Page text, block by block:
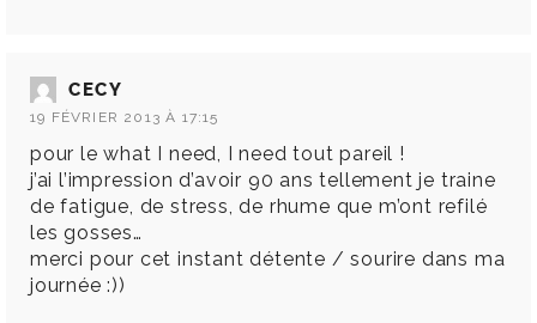
CECY
19 FÉVRIER 2013 À 17:15
pour le what I need, I need tout pareil !
j’ai l’impression d’avoir 90 ans tellement je traine
de fatigue, de stress, de rhume que m’ont refilé
les gosses…
merci pour cet instant détente / sourire dans ma
journée :))